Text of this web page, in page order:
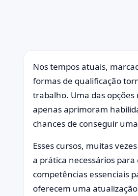
Nos tempos atuais,
formas de qualificação
trabalho. Uma das
apenas aprimoram
chances de conseguir
Esses cursos, muitas
a prática necessários
competências essenciais
oferecem uma